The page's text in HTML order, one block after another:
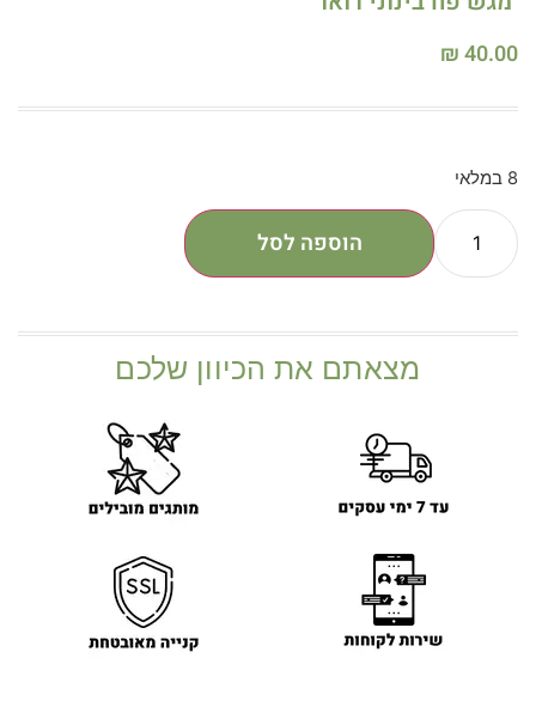
₪40.00
8 במלאי
הוספה לסל
מצאתם את הכיוון שלכם